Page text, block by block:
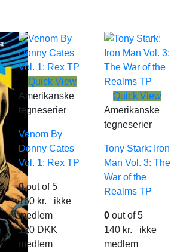
Quick View
Amerikanske
tegneserier
Venom By
Donny Cates
Vol. 1: Rex TP
0out of 5
160 kr. ikke
medlem
120 DKK
medlem
Quick View
Amerikanske
tegneserier
Tony Stark: Iron
Man Vol. 3: The
War of the
Realms TP
0out of 5
140 kr. ikke
medlem